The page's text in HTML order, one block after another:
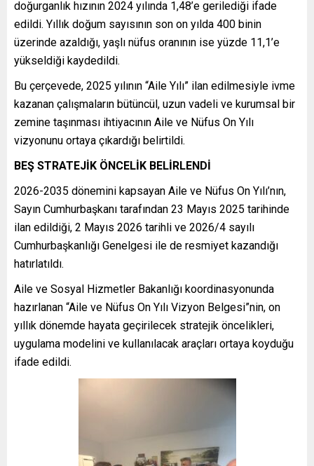
doğurganlık hızının 2024 yılında 1,48’e gerilediği ifade
edildi. Yıllık doğum sayısının son on yılda 400 binin
üzerinde azaldığı, yaşlı nüfus oranının ise yüzde 11,1’e
yükseldiği kaydedildi.
Bu çerçevede, 2025 yılının “Aile Yılı” ilan edilmesiyle ivme
kazanan çalışmaların bütüncül, uzun vadeli ve kurumsal bir
zemine taşınması ihtiyacının Aile ve Nüfus On Yılı
vizyonunu ortaya çıkardığı belirtildi.
BEŞ STRATEJİK ÖNCELİK BELİRLENDİ
2026-2035 dönemini kapsayan Aile ve Nüfus On Yılı’nın,
Sayın Cumhurbaşkanı tarafından 23 Mayıs 2025 tarihinde
ilan edildiği, 2 Mayıs 2026 tarihli ve 2026/4 sayılı
Cumhurbaşkanlığı Genelgesi ile de resmiyet kazandığı
hatırlatıldı.
Aile ve Sosyal Hizmetler Bakanlığı koordinasyonunda
hazırlanan “Aile ve Nüfus On Yılı Vizyon Belgesi”nin, on
yıllık dönemde hayata geçirilecek stratejik öncelikleri,
uygulama modelini ve kullanılacak araçları ortaya koyduğu
ifade edildi.